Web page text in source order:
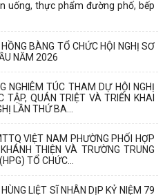
uống, thực phẩm đường phố, bếp
BÀNG TỔ CHỨC HỘI NGHỊ SƠ
NĂM 2026
NGHIÊM TÚC THAM DỰ HỘI NGHỊ
TẬP, QUÁN TRIỆT VÀ TRIỂN KHAI
LẦN THỨ BA...
VIỆT NAM PHƯỜNG PHỐI HỢP
THIỆN VÀ TRƯỜNG TRUNG
TỔ CHỨC...
LIỆT SĨ NHÂN DỊP KỶ NIỆM 79